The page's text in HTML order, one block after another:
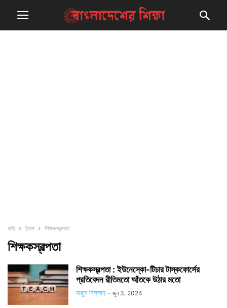
বাড়ি ট্যাগ শিক্ষকস্বল্পতা
শিক্ষকস্বল্পতা
শিক্ষকস্বল্পতা : ইউনেস্কো-টিচার টাস্কফোর্সের
প্রতিবেদন রীতিমতো আঁতকে উঠার মতো
মাছুম বিল্লাহ - জুন 3, 2024